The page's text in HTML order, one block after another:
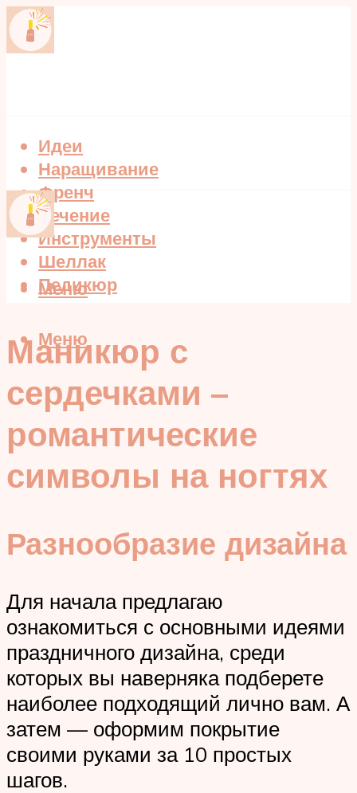
Идеи
Наращивание
Френч
Лечение
Инструменты
Шеллак
Педикюр
Меню
Меню
Маникюр с
сердечками –
романтические
символы на ногтях
Разнообразие дизайна
Для начала предлагаю
ознакомиться с основными идеями
праздничного дизайна, среди
которых вы наверняка подберете
наиболее подходящий лично вам. А
затем — оформим покрытие
своими руками за 10 простых
шагов.